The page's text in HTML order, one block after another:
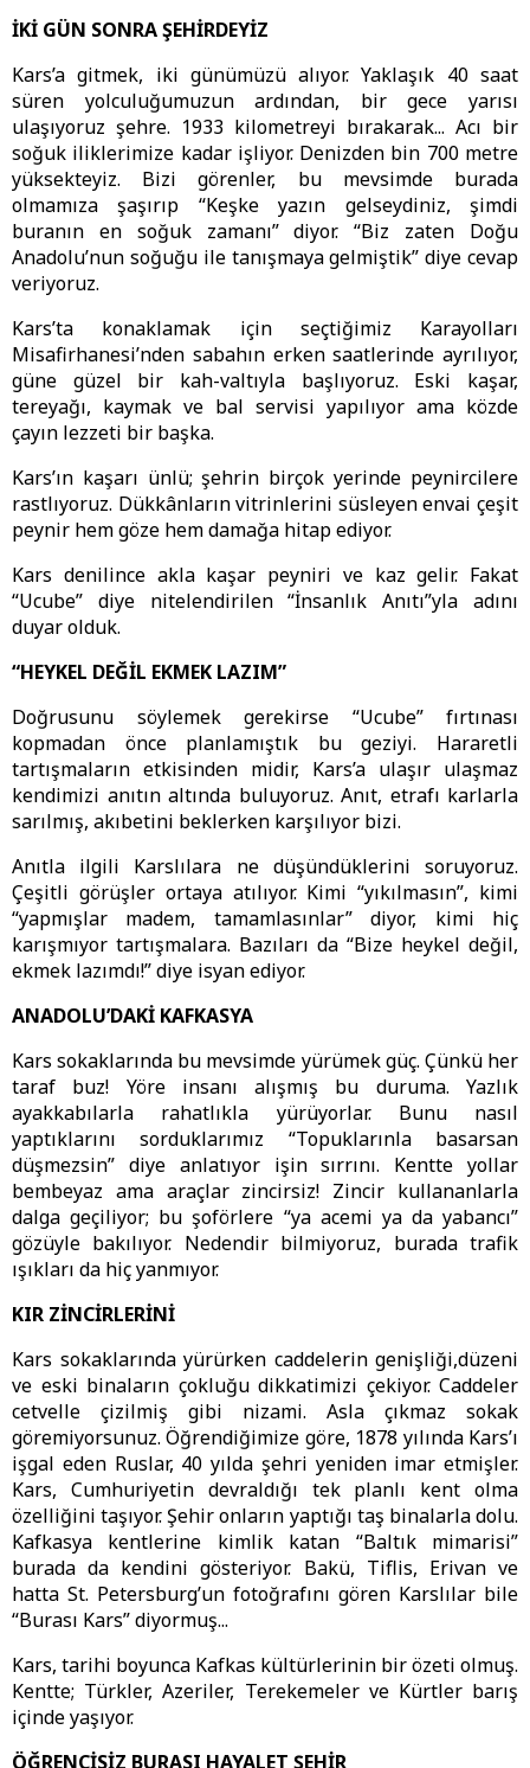
İKİ GÜN SONRA ŞEHİRDEYİZ
Kars’a gitmek, iki günümüzü alıyor. Yaklaşık 40 saat
süren yolculuğumuzun ardından, bir gece yarısı
ulaşıyoruz şehre. 1933 kilometreyi bırakarak... Acı bir
soğuk iliklerimize kadar işliyor. Denizden bin 700 metre
yüksekteyiz. Bizi görenler, bu mevsimde burada
olmamıza şaşırıp “Keşke yazın gelseydiniz, şimdi
buranın en soğuk zamanı” diyor. “Biz zaten Doğu
Anadolu’nun soğuğu ile tanışmaya gelmiştik” diye cevap
veriyoruz.
Kars’ta konaklamak için seçtiğimiz Karayolları
Misafirhanesi’nden sabahın erken saatlerinde ayrılıyor,
güne güzel bir kah-valtıyla başlıyoruz. Eski kaşar,
tereyağı, kaymak ve bal servisi yapılıyor ama közde
çayın lezzeti bir başka.
Kars’ın kaşarı ünlü; şehrin birçok yerinde peynircilere
rastlıyoruz. Dükkânların vitrinlerini süsleyen envai çeşit
peynir hem göze hem damağa hitap ediyor.
Kars denilince akla kaşar peyniri ve kaz gelir. Fakat
“Ucube” diye nitelendirilen “İnsanlık Anıtı”yla adını
duyar olduk.
“HEYKEL DEĞİL EKMEK LAZIM”
Doğrusunu söylemek gerekirse “Ucube” fırtınası
kopmadan önce planlamıştık bu geziyi. Hararetli
tartışmaların etkisinden midir, Kars’a ulaşır ulaşmaz
kendimizi anıtın altında buluyoruz. Anıt, etrafı karlarla
sarılmış, akıbetini beklerken karşılıyor bizi.
Anıtla ilgili Karslılara ne düşündüklerini soruyoruz.
Çeşitli görüşler ortaya atılıyor. Kimi “yıkılmasın”, kimi
“yapmışlar madem, tamamlasınlar” diyor, kimi hiç
karışmıyor tartışmalara. Bazıları da “Bize heykel değil,
ekmek lazımdı!” diye isyan ediyor.
ANADOLU’DAKİ KAFKASYA
Kars sokaklarında bu mevsimde yürümek güç. Çünkü her
taraf buz! Yöre insanı alışmış bu duruma. Yazlık
ayakkabılarla rahatlıkla yürüyorlar. Bunu nasıl
yaptıklarını sorduklarımız “Topuklarınla basarsan
düşmezsin” diye anlatıyor işin sırrını. Kentte yollar
bembeyaz ama araçlar zincirsiz! Zincir kullananlarla
dalga geçiliyor; bu şoförlere “ya acemi ya da yabancı”
gözüyle bakılıyor. Nedendir bilmiyoruz, burada trafik
ışıkları da hiç yanmıyor.
KIR ZİNCİRLERİNİ
Kars sokaklarında yürürken caddelerin genişliği,düzeni
ve eski binaların çokluğu dikkatimizi çekiyor. Caddeler
cetvelle çizilmiş gibi nizami. Asla çıkmaz sokak
göremiyorsunuz. Öğrendiğimize göre, 1878 yılında Kars’ı
işgal eden Ruslar, 40 yılda şehri yeniden imar etmişler.
Kars, Cumhuriyetin devraldığı tek planlı kent olma
özelliğini taşıyor. Şehir onların yaptığı taş binalarla dolu.
Kafkasya kentlerine kimlik katan “Baltık mimarisi”
burada da kendini gösteriyor. Bakü, Tiflis, Erivan ve
hatta St. Petersburg’un fotoğrafını gören Karslılar bile
“Burası Kars” diyormuş...
Kars, tarihi boyunca Kafkas kültürlerinin bir özeti olmuş.
Kentte; Türkler, Azeriler, Terekemeler ve Kürtler barış
içinde yaşıyor.
ÖĞRENCİSİZ BURASI HAYALET ŞEHİR